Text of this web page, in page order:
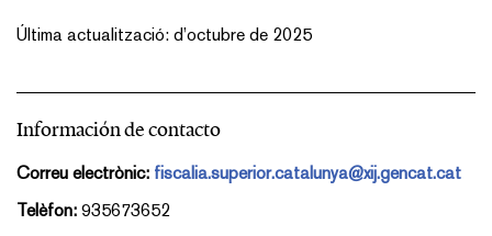
Última actualització: d’octubre de 2025
Información de contacto
Correu electrònic: fiscalia.superior.catalunya@xij.gencat.cat
Telèfon: 935673652